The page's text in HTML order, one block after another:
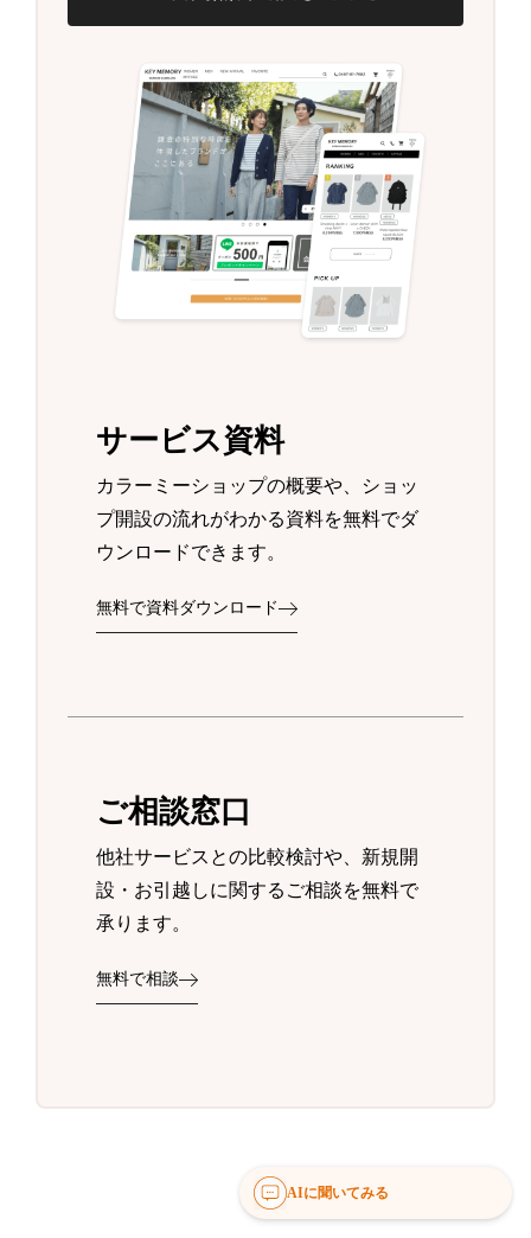
サービス資料
カラーミーショップの概要や、ショッ
プ開設の流れがわかる資料を無料でダ
ウンロードできます。
無料で資料ダウンロード
ご相談窓口
他社サービスとの比較検討や、新規開
設・お引越しに関するご相談を無料で
承ります。
無料で相談
AIに聞いてみる